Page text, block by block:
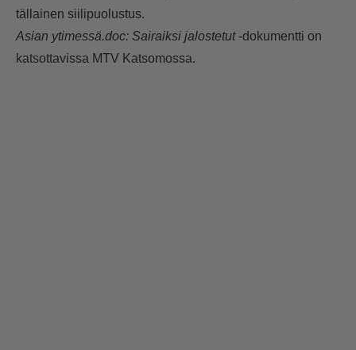
tällainen siilipuolustus.
Asian ytimessä.doc: Sairaiksi jalostetut-dokumentti on
katsottavissa MTV Katsomossa.